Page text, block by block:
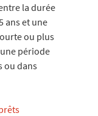
la durée
ans et une
ou plus
période
ou dans